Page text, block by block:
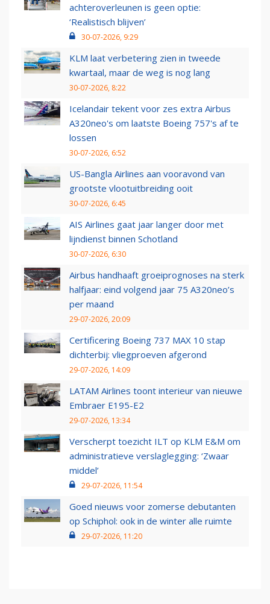
achteroverleunen is geen optie:
‘Realistisch blijven’
30-07-2026, 9:29
KLM laat verbetering zien in tweede
kwartaal, maar de weg is nog lang
30-07-2026, 8:22
Icelandair tekent voor zes extra Airbus
A320neo's om laatste Boeing 757's af te
lossen
30-07-2026, 6:52
US-Bangla Airlines aan vooravond van
grootste vlootuitbreiding ooit
30-07-2026, 6:45
AIS Airlines gaat jaar langer door met
lijndienst binnen Schotland
30-07-2026, 6:30
Airbus handhaaft groeiprognoses na sterk
halfjaar: eind volgend jaar 75 A320neo’s
per maand
29-07-2026, 20:09
Certificering Boeing 737 MAX 10 stap
dichterbij: vliegproeven afgerond
29-07-2026, 14:09
LATAM Airlines toont interieur van nieuwe
Embraer E195-E2
29-07-2026, 13:34
Verscherpt toezicht ILT op KLM E&M om
administratieve verslaglegging: ‘Zwaar
middel’
29-07-2026, 11:54
Goed nieuws voor zomerse debutanten
op Schiphol: ook in de winter alle ruimte
29-07-2026, 11:20